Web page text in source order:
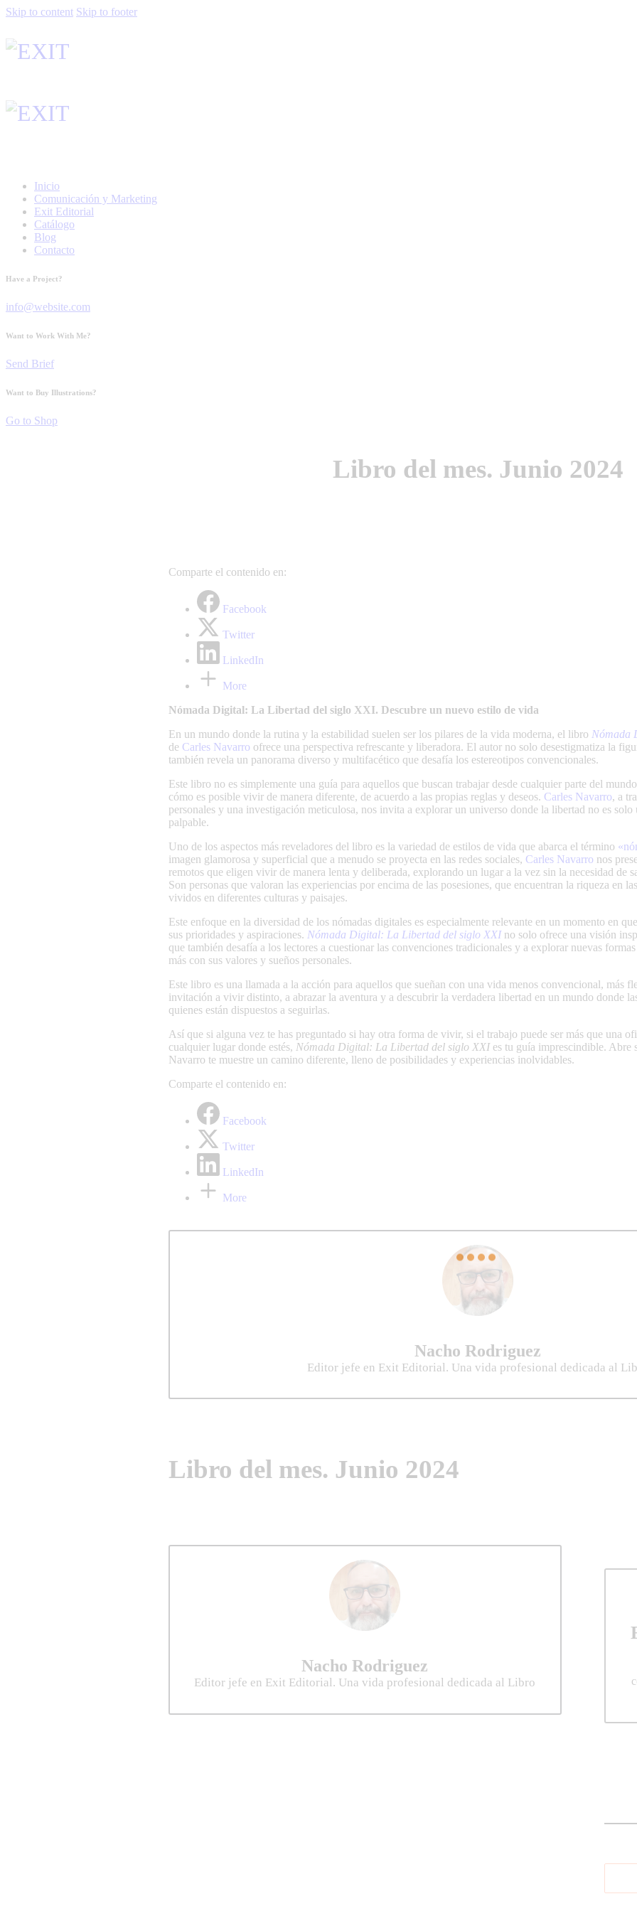
Skip to content Skip to footer
Inicio
Comunicación y Marketing
Exit Editorial
Catálogo
Blog
Contacto
Have a Project?
info@website.com
Want to Work With Me?
Send Brief
Want to Buy Illustrations?
Go to Shop
Libro del mes. Junio 2024
Comparte el contenido en:
Facebook
Twitter
LinkedIn
More
Nómada Digital: La Libertad del siglo XXI. Descubre un nuevo estilo de vida
En un mundo donde la rutina y la estabilidad suelen ser los pilares de la vida moderna, el libro Nómada
de Carles Navarro ofrece una perspectiva refrescante y liberadora. El autor no solo desestigmatiza la
también revela un panorama diverso y multifacético que desafía los estereotipos convencionales.
Este libro no es simplemente una guía para aquellos que buscan trabajar desde cualquier parte del
cómo es posible vivir de manera diferente, de acuerdo a las propias reglas y deseos. Carles Navarro, a
personales y una investigación meticulosa, nos invita a explorar un universo donde la libertad no es
palpable.
Uno de los aspectos más reveladores del libro es la variedad de estilos de vida que abarca el término
imagen glamorosa y superficial que a menudo se proyecta en las redes sociales, Carles Navarro nos
remotos que eligen vivir de manera lenta y deliberada, explorando un lugar a la vez sin la necesidad de
Son personas que valoran las experiencias por encima de las posesiones, que encuentran la riqueza en
vividos en diferentes culturas y paisajes.
Este enfoque en la diversidad de los nómadas digitales es especialmente relevante en un momento en
sus prioridades y aspiraciones. Nómada Digital: La Libertad del siglo XXI no solo ofrece una visión
que también desafía a los lectores a cuestionar las convenciones tradicionales y a explorar nuevas
más con sus valores y sueños personales.
Este libro es una llamada a la acción para aquellos que sueñan con una vida menos convencional, más
invitación a vivir distinto, a abrazar la aventura y a descubrir la verdadera libertad en un mundo donde
quienes están dispuestos a seguirlas.
Así que si alguna vez te has preguntado si hay otra forma de vivir, si el trabajo puede ser más que una
cualquier lugar donde estés, Nómada Digital: La Libertad del siglo XXI es tu guía imprescindible. Abre
Navarro te muestre un camino diferente, lleno de posibilidades y experiencias inolvidables.
Comparte el contenido en:
Facebook
Twitter
LinkedIn
More
Nacho Rodriguez
Editor jefe en Exit Editorial. Una vida profesional dedicada al
Libro del mes. Junio 2024
Nacho Rodriguez
Editor jefe en Exit Editorial. Una vida profesional dedicada al Libro